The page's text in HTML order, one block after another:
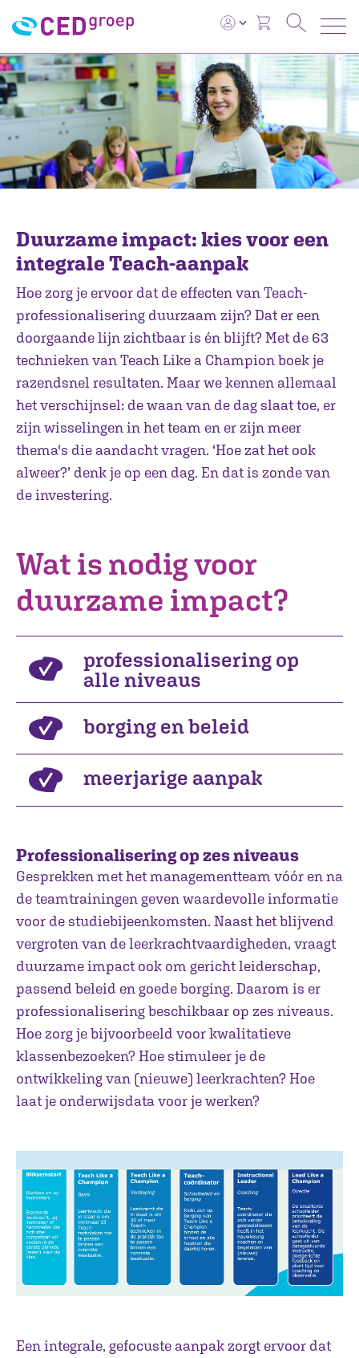
Duurzame impact: kies voor een
integrale Teach-aanpak
Hoe zorg je ervoor dat de effecten van Teach-
professionalisering duurzaam zijn? Dat er een
doorgaande lijn zichtbaar is én blijft? Met de 63
technieken van Teach Like a Champion boek je
razendsnel resultaten. Maar we kennen allemaal
het verschijnsel: de waan van de dag slaat toe, er
zijn wisselingen in het team en er zijn meer
thema's die aandacht vragen. ‘Hoe zat het ook
alweer?’ denk je op een dag. En dat is zonde van
de investering.
Wat is nodig voor
duurzame impact?
professionalisering op
alle niveaus
borging en beleid
meerjarige aanpak
Professionalisering op zes niveaus
Gesprekken met het managementteam vóór en na
de teamtrainingen geven waardevolle informatie
voor de studiebijeenkomsten. Naast het blijvend
vergroten van de leerkrachtvaardigheden, vraagt
duurzame impact ook om gericht leiderschap,
passend beleid en goede borging. Daarom is er
professionalisering beschikbaar op zes niveaus.
Hoe zorg je bijvoorbeeld voor kwalitatieve
klassenbezoeken? Hoe stimuleer je de
ontwikkeling van (nieuwe) leerkrachten? Hoe
laat je onderwijsdata voor je werken?
Een integrale, gefocuste aanpak zorgt ervoor dat